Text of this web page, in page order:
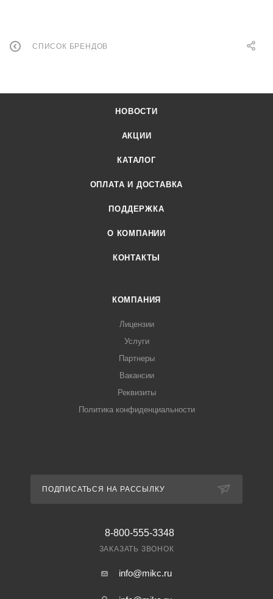
СПИСОК БРЕНДОВ
НОВОСТИ
АКЦИИ
КАТАЛОГ
ОПЛАТА И ДОСТАВКА
ПОДДЕРЖКА
О КОМПАНИИ
КОНТАКТЫ
КОМПАНИЯ
Лицензии
Услуги
Партнеры
Вакансии
Реквизиты
Политика конфиденциальности
ПОДПИСАТЬСЯ НА РАССЫЛКУ
8-800-555-3348
ЗАКАЗАТЬ ЗВОНОК
info@mikc.ru